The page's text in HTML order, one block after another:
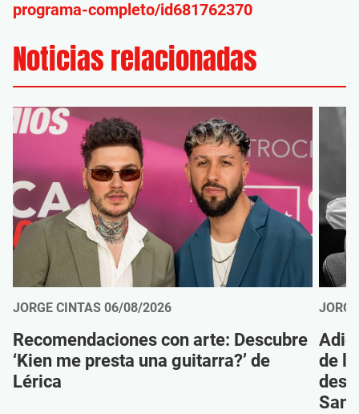
programa-completo/id681762370
Noticias relacionadas
JORGE CINTAS 06/08/2026
Recomendaciones con arte: Descubre
‘Kien me presta una guitarra?’ de
Lérica
de
Sanz